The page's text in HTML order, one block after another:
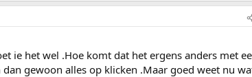
ie het wel .Hoe komt dat het ergens anders met
gewoon alles op klicken .Maar goed weet nu